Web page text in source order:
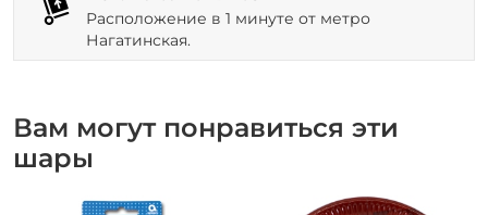
Расположение в 1 минуте от метро
Нагатинская.
Вам могут понравиться эти
шары